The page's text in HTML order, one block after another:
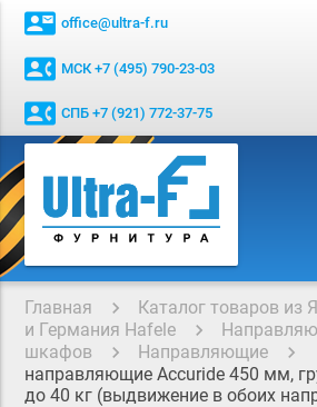
contact_mail office@ultra-f.ru
contact_phone МСК +7 (495) 790-23-03
contact_phone СПБ +7 (921) 772-37-75
Главная
Каталог товаров из
и Германия Hafele
шкафов
Направляющие
направляющие Accuride 450 мм,
до 40 кг (выдвижение в обоих